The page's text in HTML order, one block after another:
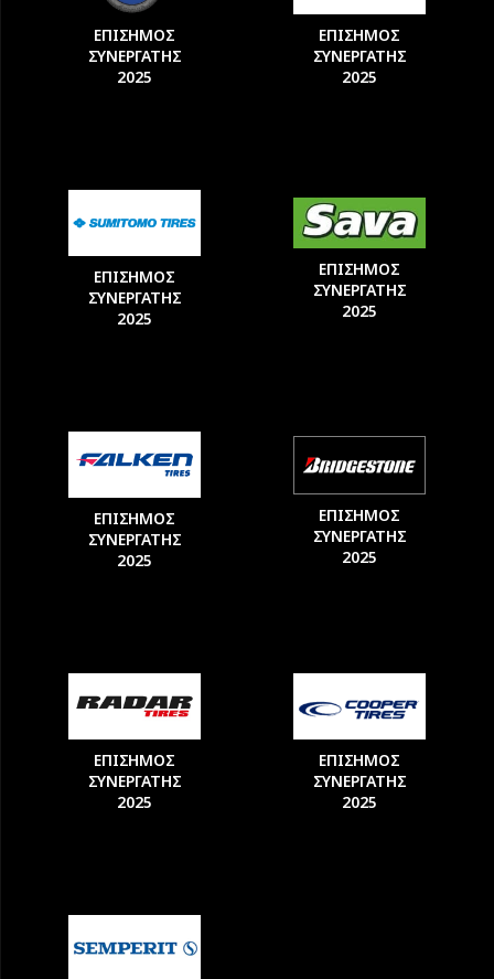
ΕΠΙΣΗΜΟΣ
ΣΥΝΕΡΓΑΤΗΣ
2025
ΕΠΙΣΗΜΟΣ
ΣΥΝΕΡΓΑΤΗΣ
2025
ΕΠΙΣΗΜΟΣ
ΣΥΝΕΡΓΑΤΗΣ
2025
ΕΠΙΣΗΜΟΣ
ΣΥΝΕΡΓΑΤΗΣ
2025
ΕΠΙΣΗΜΟΣ
ΣΥΝΕΡΓΑΤΗΣ
2025
ΕΠΙΣΗΜΟΣ
ΣΥΝΕΡΓΑΤΗΣ
2025
ΕΠΙΣΗΜΟΣ
ΣΥΝΕΡΓΑΤΗΣ
2025
ΕΠΙΣΗΜΟΣ
ΣΥΝΕΡΓΑΤΗΣ
2025